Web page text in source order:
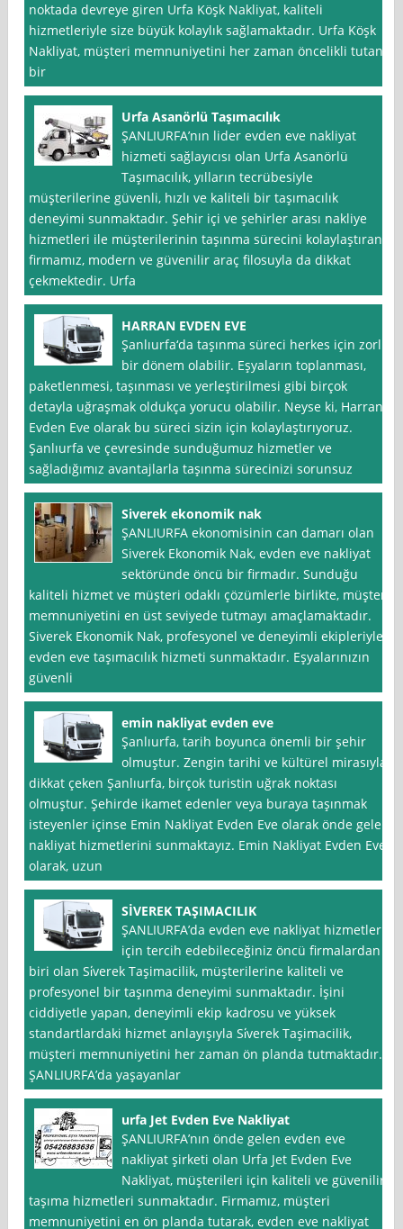
noktada devreye giren Urfa Köşk Nakliyat, kaliteli
hizmetleriyle size büyük kolaylık sağlamaktadır. Urfa Köşk
Nakliyat, müşteri memnuniyetini her zaman öncelikli tutan
bir
Urfa Asanörlü Taşımacılık
ŞANLIURFA’nın lider evden eve nakliyat
hizmeti sağlayıcısı olan Urfa Asanörlü
Taşımacılık, yılların tecrübesiyle
müşterilerine güvenli, hızlı ve kaliteli bir taşımacılık
deneyimi sunmaktadır. Şehir içi ve şehirler arası nakliye
hizmetleri ile müşterilerinin taşınma sürecini kolaylaştıran
firmamız, modern ve güvenilir araç filosuyla da dikkat
çekmektedir. Urfa
HARRAN EVDEN EVE
Şanlıurfa‘da taşınma süreci herkes için zorlu
bir dönem olabilir. Eşyaların toplanması,
paketlenmesi, taşınması ve yerleştirilmesi gibi birçok
detayla uğraşmak oldukça yorucu olabilir. Neyse ki, Harran
Evden Eve olarak bu süreci sizin için kolaylaştırıyoruz.
Şanlıurfa ve çevresinde sunduğumuz hizmetler ve
sağladığımız avantajlarla taşınma sürecinizi sorunsuz
Siverek ekonomik nak
ŞANLIURFA ekonomisinin can damarı olan
Siverek Ekonomik Nak, evden eve nakliyat
sektöründe öncü bir firmadır. Sunduğu
kaliteli hizmet ve müşteri odaklı çözümlerle birlikte, müşteri
memnuniyetini en üst seviyede tutmayı amaçlamaktadır.
Siverek Ekonomik Nak, profesyonel ve deneyimli ekipleriyle
evden eve taşımacılık hizmeti sunmaktadır. Eşyalarınızın
güvenli
emin nakliyat evden eve
Şanlıurfa, tarih boyunca önemli bir şehir
olmuştur. Zengin tarihi ve kültürel mirasıyla
dikkat çeken Şanlıurfa, birçok turistin uğrak noktası
olmuştur. Şehirde ikamet edenler veya buraya taşınmak
isteyenler içinse Emin Nakliyat Evden Eve olarak önde gelen
nakliyat hizmetlerini sunmaktayız. Emin Nakliyat Evden Eve
olarak, uzun
SİVEREK TAŞIMACILIK
ŞANLIURFA’da evden eve nakliyat hizmetleri
için tercih edebileceğiniz öncü firmalardan
biri olan Si̇verek Taşimacilik, müşterilerine kaliteli ve
profesyonel bir taşınma deneyimi sunmaktadır. İşini
ciddiyetle yapan, deneyimli ekip kadrosu ve yüksek
standartlardaki hizmet anlayışıyla Si̇verek Taşimacilik,
müşteri memnuniyetini her zaman ön planda tutmaktadır.
ŞANLIURFA’da yaşayanlar
urfa Jet Evden Eve Nakliyat
ŞANLIURFA’nın önde gelen evden eve
nakliyat şirketi olan Urfa Jet Evden Eve
Nakliyat, müşterileri için kaliteli ve güvenilir
taşıma hizmetleri sunmaktadır. Firmamız, müşteri
memnuniyetini en ön planda tutarak, evden eve nakliyat